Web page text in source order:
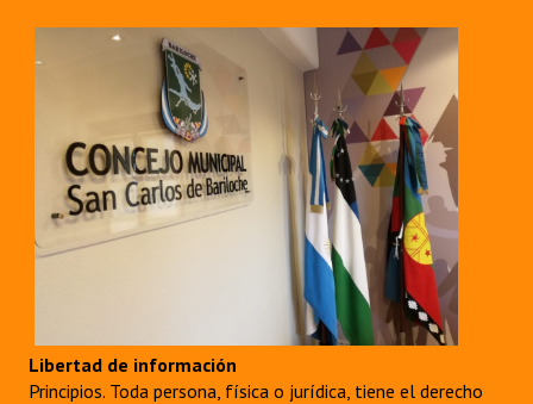
Libertad de información
Principios. Toda persona, física o jurídica, tiene el derecho